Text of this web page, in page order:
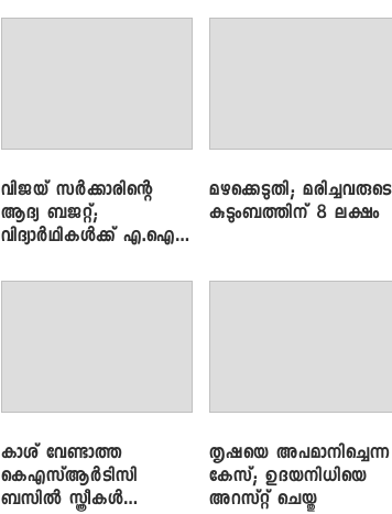
വിജയ് സർക്കാരിന്റെ
ആദ്യ ബജറ്റ്;
വിദ്യാർഥികൾക്ക് എ.ഐ
ലാപ്ടോപ്പുകളും
മഴക്കെടുതി; മരിച്ചവരുടെ
കുടുംബത്തിന് 8 ലക്ഷം
കാശ് വേണ്ടാത്ത
കെഎസ്ആർടിസി
ബസിൽ സ്ത്രീകൾ
തൃഷയെ അപമാനിച്ചെന്ന
കേസ്; ഉദയനിധിയെ
അറസ്റ്റ് ചെയ്തു